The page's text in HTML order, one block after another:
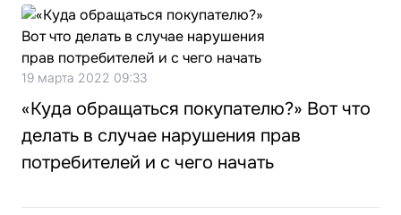
19 марта 2022 09:33
«Куда обращаться покупателю?» Вот что
делать в случае нарушения прав
потребителей и с чего начать